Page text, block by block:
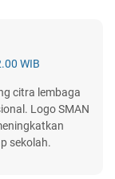
WIB
citra lembaga
Logo SMAN
sekolah.